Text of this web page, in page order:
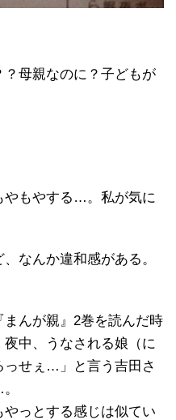
母親なのに？子どもが
やもやする…。私が気に
なんか違和感がある。
んが親』2巻を読んだ時
中、うなされる娘（に
っせぇ…」と言う吉田さ
っとする感じは似てい